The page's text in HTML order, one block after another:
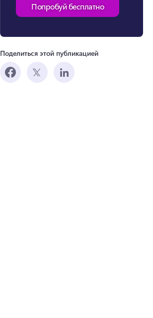
Попробуй бесплатно
Поделиться этой публикацией